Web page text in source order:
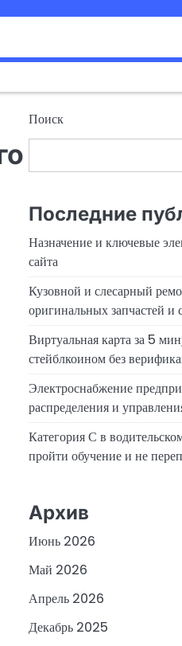
Поиск
Последние
Назначение и ключевые
сайта
Кузовной и слесарный
оригинальных запчастей
Виртуальная карта за 5
стейблкоином без
Электроснабжение
распределения и
Категория С в
пройти обучение и не
Архив
Июнь 2026
Май 2026
Апрель 2026
Декабрь 2025